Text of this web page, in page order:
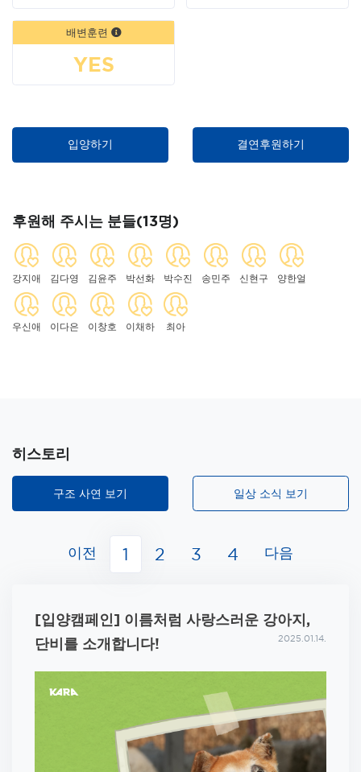
배변훈련
YES
입양하기 결연후원하기
후원해 주시는 분들(13명)
강지애 김다영 김윤주 박선화 박수진 송민주 신현구 양한얼
우신애 이다은 이창호 이채하 최아
히스토리
구조 사연 보기 일상 소식 보기
이전 1 2 3 4 다음
[입양캠페인] 이름처럼 사랑스러운 강아지,
단비를 소개합니다!
2025.01.14.